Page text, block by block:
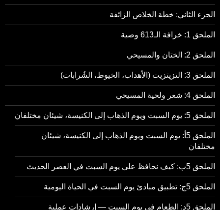
الجزء الثاني: خطة الخلاص الزائفة
الملحق 1: خرافة الـ613 وصية
الملحق 2: الختان والمسيحي
الملحق 3: التزيتزيت (الأهداب، الخيوط، الشُرابات)
الملحق 4: شعر ولحية المسيحي
الملحق 5: يوم السبت ويوم الذهاب إلى الكنيسة، شيئان مختلفان
الملحق 5أ: يوم السبت ويوم الذهاب إلى الكنيسة، شيئان
مختلفان
الملحق 5ب: كيف نحافظ على يوم السبت في العصر الحديث
الملحق 5ج: تطبيق مبادئ يوم السبت في الحياة اليومية
الملحق 5د: الطعام في يوم السبت — إرشادات عملية